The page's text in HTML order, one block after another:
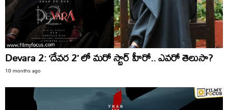
Devara 2: ‘దేవర 2’ లో మరో స్టార్ హీరో.. ఎవరో తెలుసా?
10 months ago